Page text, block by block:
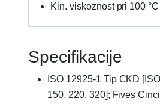
Kin. viskoznost pri 100 °C
Specifikacije
ISO 12925-1 Tip CKD
150, 220, 320]; Fives